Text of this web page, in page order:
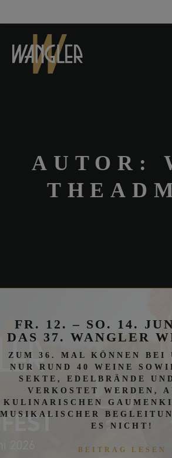
AUTOR:
FR. 12. – SO. 14.
DAS 37. WANGLER
ZUM 36. MAL KÖNNEN BEI
NUR RUND 40 WEINE
SEKTE, EDELBRÄNDE
VERKOSTET WERDEN,
KULINARISCHEN
MUSIKALISCHER
ES NICHT!
BEITRAG LESEN